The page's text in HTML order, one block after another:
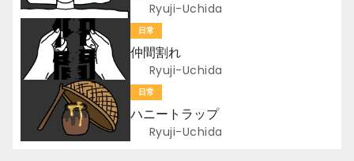
k
ゲ
ー
シ
ョ
ン
Ryuji-Uchida
日常
仲間割れ
Ryuji-Uchida
日常
ハニートラップ
Ryuji-Uchida